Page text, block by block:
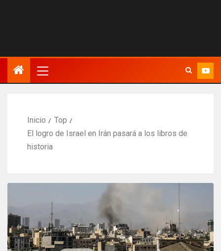
Inicio
Top
El logro de Israel en Irán pasará a los libros de
historia